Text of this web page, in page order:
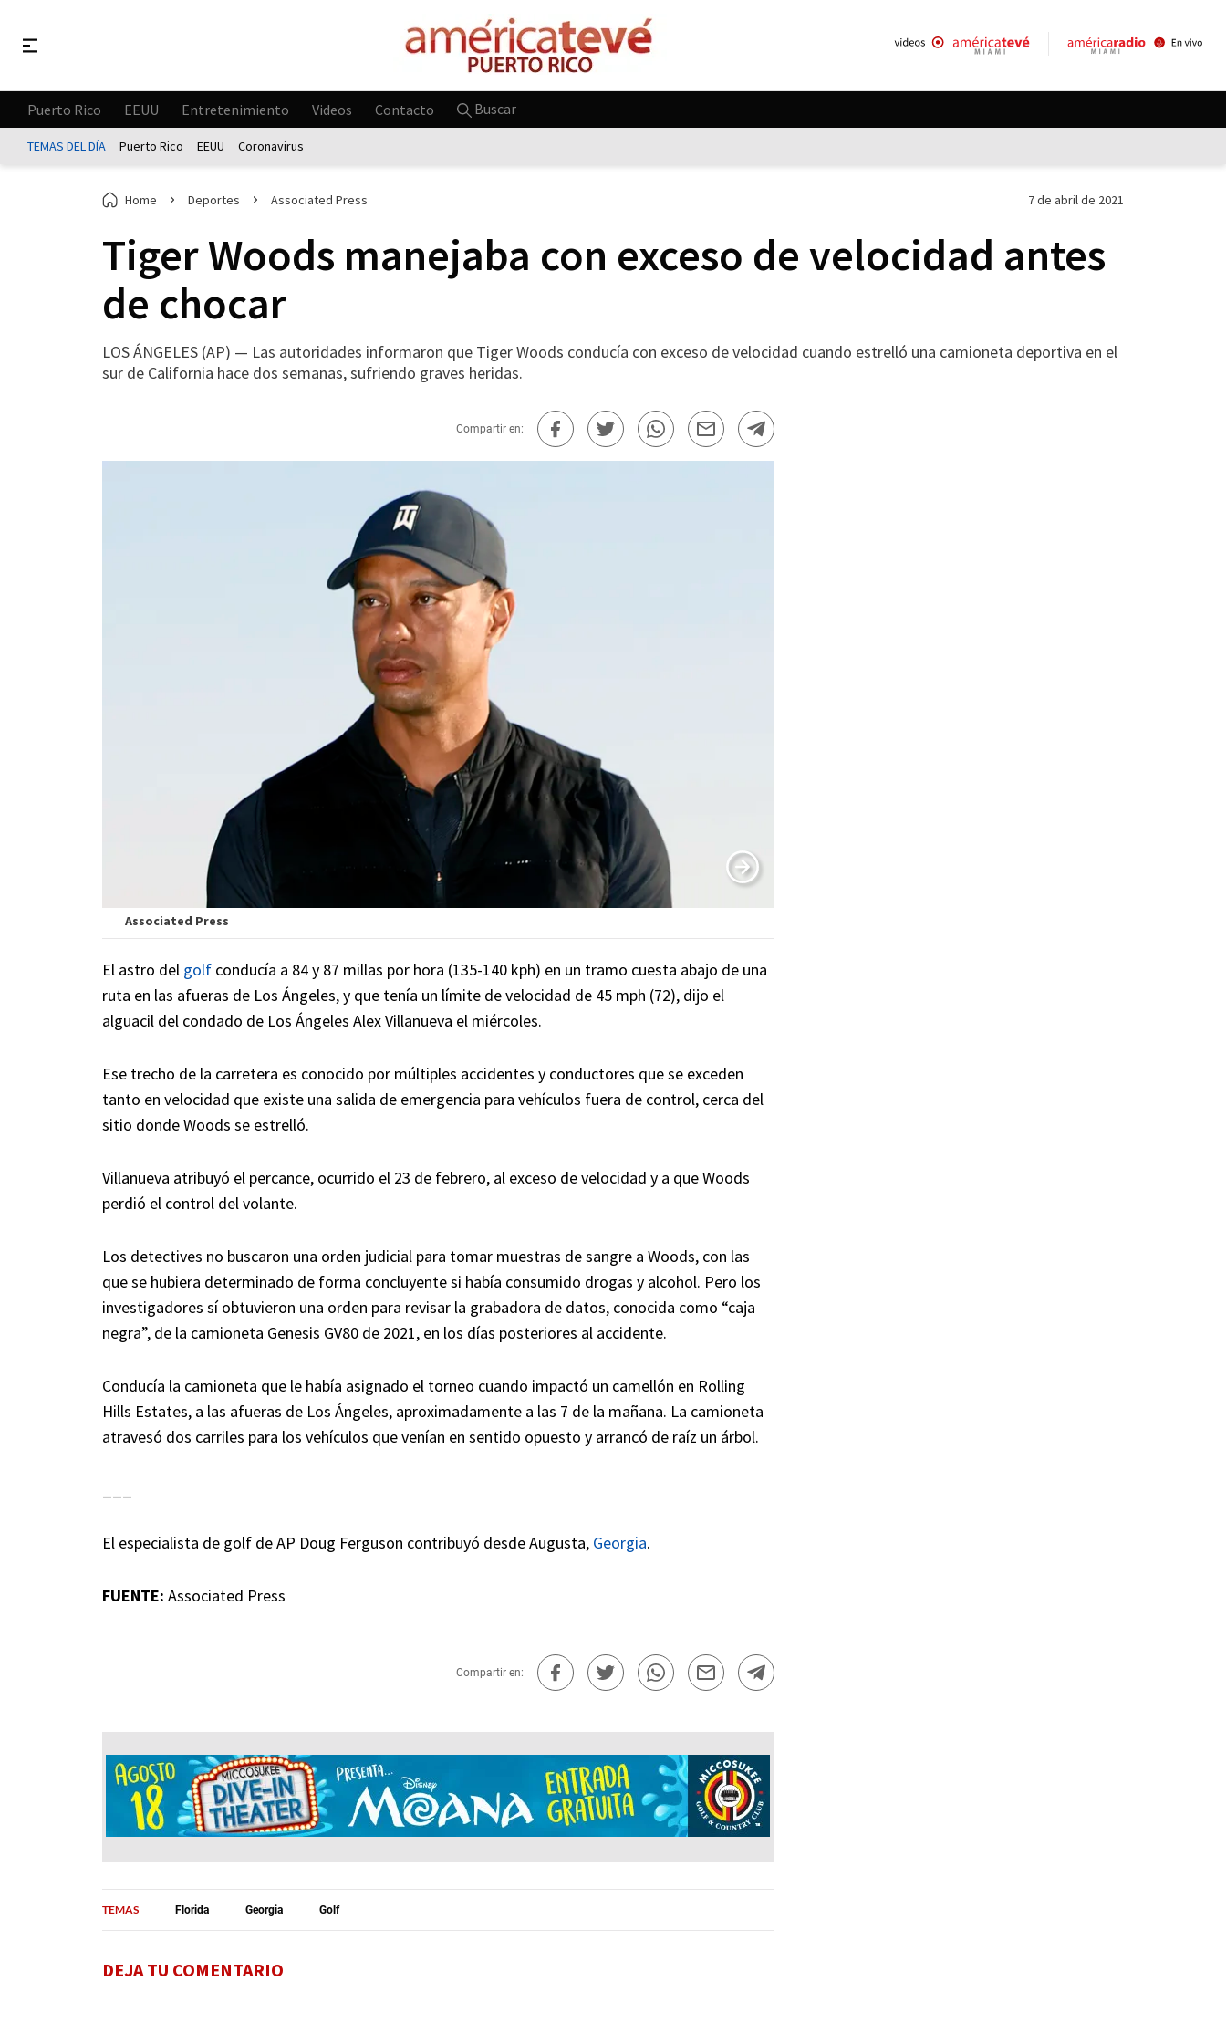
Puerto Rico EEUU Entretenimiento Videos Contacto Buscar
TEMAS DEL DÍA Puerto Rico EEUU Coronavirus
Home Deportes Associated Press 7 de abril de 2021
Tiger Woods manejaba con exceso de velocidad antes
de chocar
LOS ÁNGELES (AP) — Las autoridades informaron que Tiger Woods conducía con exceso de velocidad cuando estrelló una camioneta deportiva en el
sur de California hace dos semanas, sufriendo graves heridas.
Compartir en:
Associated Press
El astro del golf conducía a 84 y 87 millas por hora (135-140 kph) en un tramo cuesta abajo de una
ruta en las afueras de Los Ángeles, y que tenía un límite de velocidad de 45 mph (72), dijo el
alguacil del condado de Los Ángeles Alex Villanueva el miércoles.
Ese trecho de la carretera es conocido por múltiples accidentes y conductores que se exceden
tanto en velocidad que existe una salida de emergencia para vehículos fuera de control, cerca del
sitio donde Woods se estrelló.
Villanueva atribuyó el percance, ocurrido el 23 de febrero, al exceso de velocidad y a que Woods
perdió el control del volante.
Los detectives no buscaron una orden judicial para tomar muestras de sangre a Woods, con las
que se hubiera determinado de forma concluyente si había consumido drogas y alcohol. Pero los
investigadores sí obtuvieron una orden para revisar la grabadora de datos, conocida como “caja
negra”, de la camioneta Genesis GV80 de 2021, en los días posteriores al accidente.
Conducía la camioneta que le había asignado el torneo cuando impactó un camellón en Rolling
Hills Estates, a las afueras de Los Ángeles, aproximadamente a las 7 de la mañana. La camioneta
atravesó dos carriles para los vehículos que venían en sentido opuesto y arrancó de raíz un árbol.
El especialista de golf de AP Doug Ferguson contribuyó desde Augusta, Georgia.
FUENTE: Associated Press
Compartir en:
TEMAS Florida Georgia Golf
DEJA TU COMENTARIO